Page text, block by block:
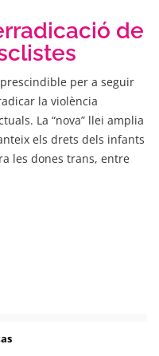
de
per a seguir
la violència
La “nova” llei amplia
els drets dels infants
les dones trans, entre